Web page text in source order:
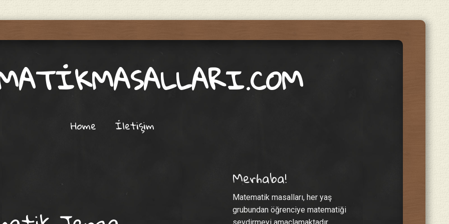
Home İletişim
Merhaba!
Matematik masalları, her yaş
grubundan öğrenciye matematiği